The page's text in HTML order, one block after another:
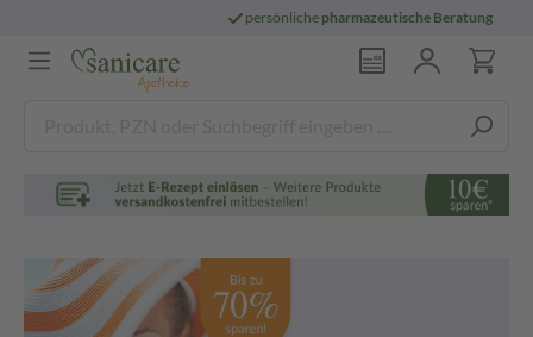
persönlichepharmazeutische Beratung